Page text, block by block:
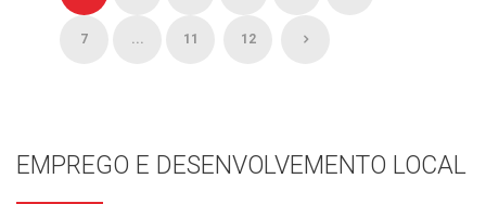
7 ... 11 12
EMPREGO E DESENVOLVEMENTO LOCAL